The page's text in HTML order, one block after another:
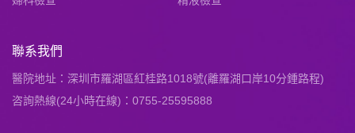
聯系我們
醫院地址：深圳市羅湖區紅桂路1018號(離羅湖口岸10分鍾路程)
咨詢熱線(24小時在線)：0755-25595888